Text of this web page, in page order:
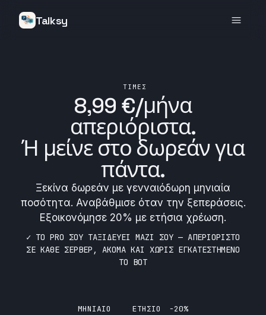
Talksy
ΤΙΜΈΣ
8,99 €/μήνα
απεριόριστα.
Ή μείνε στο δωρεάν για
πάντα.
Ξεκίνα δωρεάν με γενναιόδωρη μηνιαία
ποσότητα. Αναβάθμισε όταν την ξεπεράσεις.
Εξοικονόμησε 20% με ετήσια χρέωση.
✓ ΤΟ PRO ΣΟΥ ΤΑΞΙΔΕΥΕΙ ΜΑΖΙ ΣΟΥ — ΑΠΕΡΙΟΡΙΣΤΟ
ΣΕ ΚΑΘΕ ΣΕΡΒΕΡ, ΑΚΟΜΑ ΚΑΙ ΧΩΡΙΣ ΕΓΚΑΤΕΣΤΗΜΕΝΟ
ΤΟ BOT
ΜΗΝΙΑΙΟ ΕΤΗΣΙΟ −20%